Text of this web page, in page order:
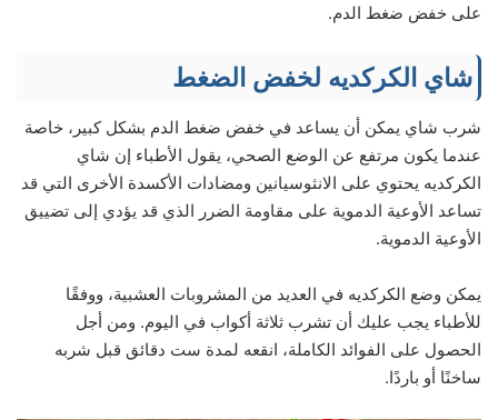
على خفض ضغط الدم.
شاي الكركديه لخفض الضغط
شرب شاي يمكن أن يساعد في خفض ضغط الدم بشكل كبير، خاصة
عندما يكون مرتفع عن الوضع الصحي، يقول الأطباء إن شاي
الكركديه يحتوي على الانثوسيانين ومضادات الأكسدة الأخرى التي قد
تساعد الأوعية الدموية على مقاومة الضرر الذي قد يؤدي إلى تضييق
الأوعية الدموية.
يمكن وضع الكركديه في العديد من المشروبات العشبية، ووفقًا
للأطباء يجب عليك أن تشرب ثلاثة أكواب في اليوم. ومن أجل
الحصول على الفوائد الكاملة، انقعه لمدة ست دقائق قبل شربه
ساخنًا أو باردًا.